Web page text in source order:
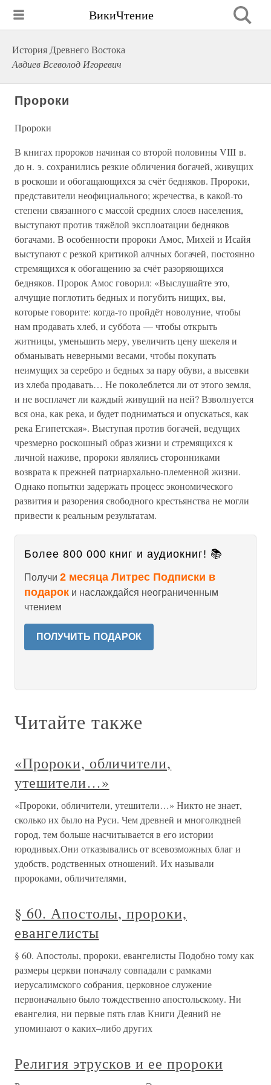
ВикиЧтение
История Древнего Востока
Авдиев Всеволод Игоревич
Пророки
Пророки
В книгах пророков начиная со второй половины VIII в.
до н. э. сохранились резкие обличения богачей, живущих
в роскоши и обогащающихся за счёт бедняков. Пророки,
представители неофициального; жречества, в какой-то
степени связанного с массой средних слоев населения,
выступают против тяжёлой эксплоатации бедняков
богачами. В особенности пророки Амос, Михей и Исайя
выступают с резкой критикой алчных богачей, постоянно
стремящихся к обогащению за счёт разоряющихся
бедняков. Пророк Амос говорил: «Выслушайте это,
алчущие поглотить бедных и погубить нищих, вы,
которые говорите: когда-то пройдёт новолуние, чтобы
нам продавать хлеб, и суббота — чтобы открыть
житницы, уменьшить меру, увеличить цену шекеля и
обманывать неверными весами, чтобы покупать
неимущих за серебро и бедных за пару обуви, а высевки
из хлеба продавать… Не поколеблется ли от этого земля,
и не восплачет ли каждый живущий на ней? Взволнуется
вся она, как река, и будет подниматься и опускаться, как
река Египетская». Выступая против богачей, ведущих
чрезмерно роскошный образ жизни и стремящихся к
личной наживе, пророки являлись сторонниками
возврата к прежней патриархально-племенной жизни.
Однако попытки задержать процесс экономического
развития и разорения свободного крестьянства не могли
привести к реальным результатам.
Более 800 000 книг и аудиокниг! 📚
Получи 2 месяца Литрес Подписки в
подарок и наслаждайся неограниченным
чтением
ПОЛУЧИТЬ ПОДАРОК
Читайте также
«Пророки, обличители,
утешители…»
«Пророки, обличители, утешители…» Никто не знает,
сколько их было на Руси. Чем древней и многолюдней
город, тем больше насчитывается в его истории
юродивых.Они отказывались от всевозможных благ и
удобств, родственных отношений. Их называли
пророками, обличителями,
§ 60. Апостолы, пророки,
евангелисты
§ 60. Апостолы, пророки, евангелисты Подобно тому как
размеры церкви поначалу совпадали с рамками
иерусалимского собрания, церковное служение
первоначально было тождественно апостольскому. Ни
евангелия, ни первые пять глав Книги Деяний не
упоминают о каких–либо других
Религия этрусков и ее пророки